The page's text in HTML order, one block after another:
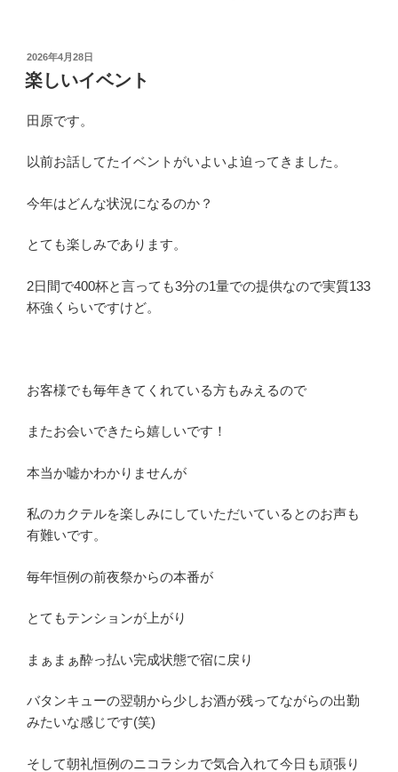
投
稿
日:
2026年4月28日
楽しいイベント
田原です。
以前お話してたイベントがいよいよ迫ってきました。
今年はどんな状況になるのか？
とても楽しみであります。
2日間で400杯と言っても3分の1量での提供なので実質133
杯強くらいですけど。
お客様でも毎年きてくれている方もみえるので
またお会いできたら嬉しいです！
本当か嘘かわかりませんが
私のカクテルを楽しみにしていただいているとのお声も
有難いです。
毎年恒例の前夜祭からの本番が
とてもテンションが上がり
まぁまぁ酔っ払い完成状態で宿に戻り
バタンキューの翌朝から少しお酒が残ってながらの出勤
みたいな感じです(笑)
そして朝礼恒例のニコラシカで気合入れて今日も頑張り